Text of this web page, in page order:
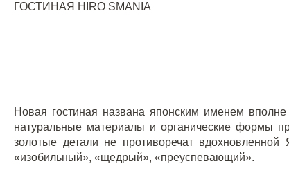
ГОСТИНАЯ HIRO SMANIA
Новая гостиная названа японским именем
натуральные материалы и органические формы
золотые детали не противоречат
«изобильный», «щедрый», «преуспевающий».